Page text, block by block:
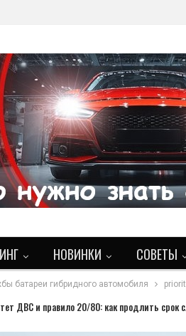
НОВИНКИ СОВЕТЫ
батареи гибридного автомобиля
ДВС и правило 20/80: как продлить срок